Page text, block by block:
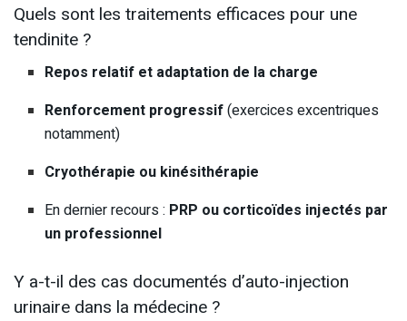
Quels sont les traitements efficaces pour une
tendinite ?
Repos relatif et adaptation de la charge
Renforcement progressif(exercices excentriques
notamment)
Cryothérapie ou kinésithérapie
En dernier recours : PRP ou corticoïdes injectés par
un professionnel
Y a-t-il des cas documentés d’auto-injection
urinaire dans la médecine ?